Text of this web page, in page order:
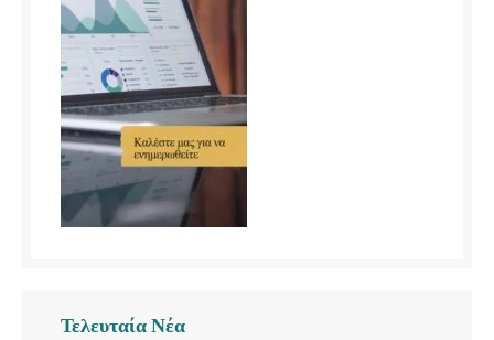
Τελευταία Νέα